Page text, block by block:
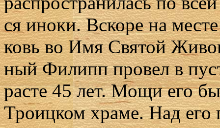
ся ино­ки. Вско­ре на
ковь во Имя Свя­той
ный Филипп про­вел в
расте 45 лет. Мо­щи его
Тро­иц­ком хра­ме. Над